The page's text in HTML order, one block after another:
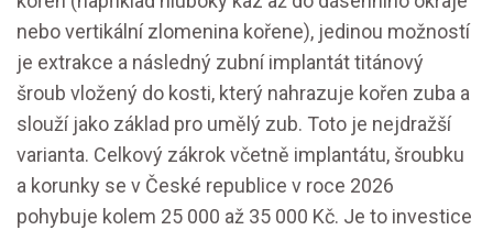
nebo vertikální zlomenina kořene), jedinou možností
je extrakce a následný zubní implantáttitánový
šroub vložený do kosti, který nahrazuje kořen zuba a
slouží jako základ pro umělý zub. Toto je nejdražší
varianta. Celkový zákrok včetně implantátu, šroubku
a korunky se v České republice v roce 2026
pohybuje kolem 25 000 až 35 000 Kč. Je to investice